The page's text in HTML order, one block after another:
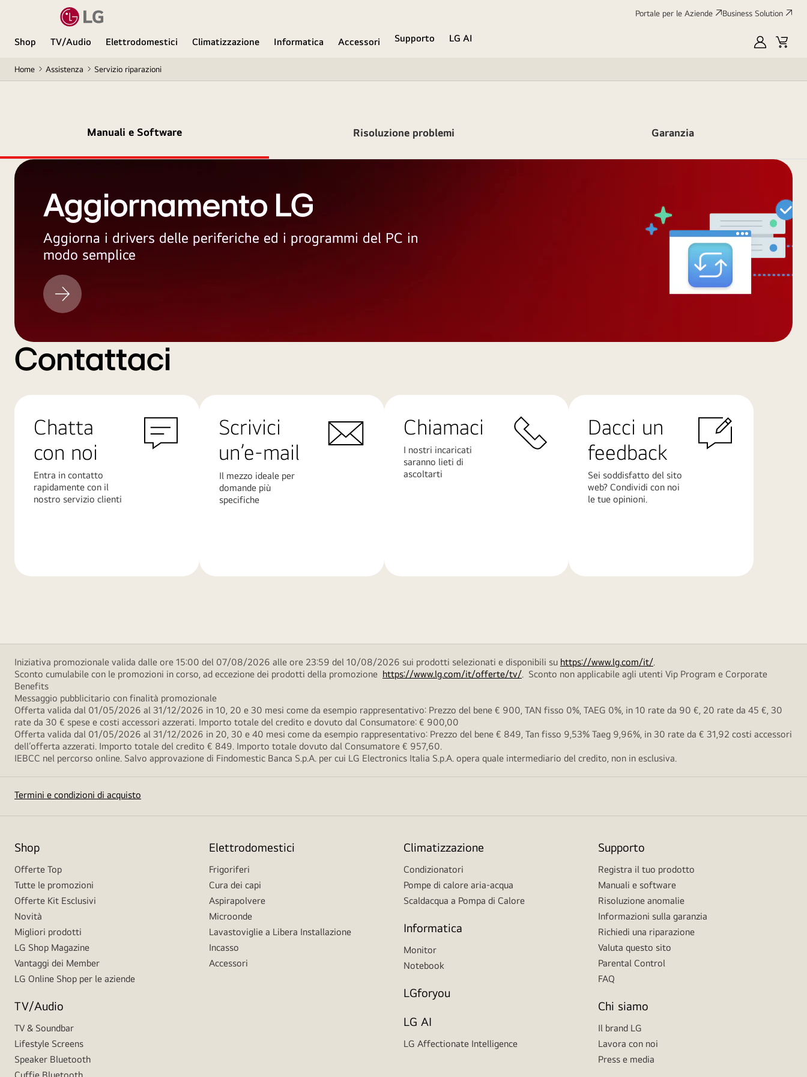
Portale per le Aziende Business Solution
Shop TV/Audio Elettrodomestici Climatizzazione Informatica Accessori Supporto
LG AI
My
Cart
Home Assistenza Servizio riparazioni
Manuali e Software Risoluzione problemi Garanzia
Aggiornamento LG
Aggiorna i drivers delle periferiche ed i programmi del PC in
modo semplice
Aggiornamento
LG
Contattaci
Chatta
con noi
Entra in contatto
rapidamente con il
nostro servizio clienti
Scrivici
un’e-mail
Il mezzo ideale per
domande più
specifiche
Chiamaci
I nostri incaricati
saranno lieti di
ascoltarti
Dacci un
feedback
Sei soddisfatto del sito
web? Condividi con noi
le tue opinioni.
Iniziativa promozionale valida dalle ore 15:00 del 07/08/2026 alle ore 23:59 del 10/08/2026 sui prodotti selezionati e disponibili su https://www.lg.com/it/.
Sconto cumulabile con le promozioni in corso, ad eccezione dei prodotti della promozione https://www.lg.com/it/offerte/tv/. Sconto non applicabile agli utenti Vip Program e Corporate
Benefits
Messaggio pubblicitario con finalità promozionale
Offerta valida dal 01/05/2026 al 31/12/2026 in 10, 20 e 30 mesi come da esempio rappresentativo: Prezzo del bene € 900, TAN fisso 0%, TAEG 0%, in 10 rate da 90 €, 20 rate da 45 €, 30
rate da 30 € spese e costi accessori azzerati. Importo totale del credito e dovuto dal Consumatore: € 900,00
Offerta valida dal 01/05/2026 al 31/12/2026 in 20, 30 e 40 mesi come da esempio rappresentativo: Prezzo del bene € 849, Tan fisso 9,53% Taeg 9,96%, in 30 rate da € 31,92 costi accessori
dell’offerta azzerati. Importo totale del credito € 849. Importo totale dovuto dal Consumatore € 957,60.
IEBCC nel percorso online. Salvo approvazione di Findomestic Banca S.p.A. per cui LG Electronics Italia S.p.A. opera quale intermediario del credito, non in esclusiva.
Termini e condizioni di acquisto
Shop
Offerte Top
Tutte le promozioni
Offerte Kit Esclusivi
Novità
Migliori prodotti
LG Shop Magazine
Vantaggi dei Member
LG Online Shop per le aziende
TV/Audio
TV & Soundbar
Lifestyle Screens
Speaker Bluetooth
Elettrodomestici
Frigoriferi
Cura dei capi
Aspirapolvere
Microonde
Lavastoviglie a Libera Installazione
Incasso
Accessori
Climatizzazione
Condizionatori
Pompe di calore aria-acqua
Scaldacqua a Pompa di Calore
Informatica
Monitor
Notebook
LGforyou
LG AI
LG Affectionate Intelligence
Supporto
Registra il tuo prodotto
Manuali e software
Risoluzione anomalie
Informazioni sulla garanzia
Richiedi una riparazione
Valuta questo sito
Parental Control
FAQ
Chi siamo
Il brand LG
Lavora con noi
Press e media